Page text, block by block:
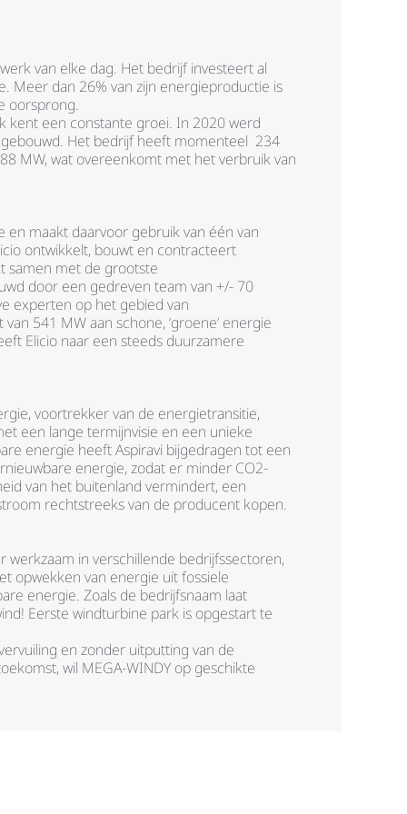
van elke dag. Het bedrijf investeert al
Meer dan 26% van zijn energieproductie is
oorsprong.
kent een constante groei. In 2020 werd
Het bedrijf heeft momenteel 234
MW, wat overeenkomt met het verbruik van
maakt daarvoor gebruik van één van
ontwikkelt, bouwt en contracteert
samen met de grootste
door een gedreven team van +/- 70
experten op het gebied van
541 MW aan schone, ‘groene’ energie
Elicio naar een steeds duurzamere
voortrekker van de energietransitie,
een lange termijnvisie en een unieke
energie heeft Aspiravi bijgedragen tot een
energie, zodat er minder CO2-
van het buitenland vermindert, een
rechtstreeks van de producent kopen.
werkzaam in verschillende bedrijfssectoren,
opwekken van energie uit fossiele
energie. Zoals de bedrijfsnaam laat
Eerste windturbine park is opgestart te
en zonder uitputting van de
wil MEGA-WINDY op geschikte